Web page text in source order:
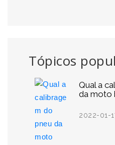
Tópicos
Qual a
da moto
2022-01-